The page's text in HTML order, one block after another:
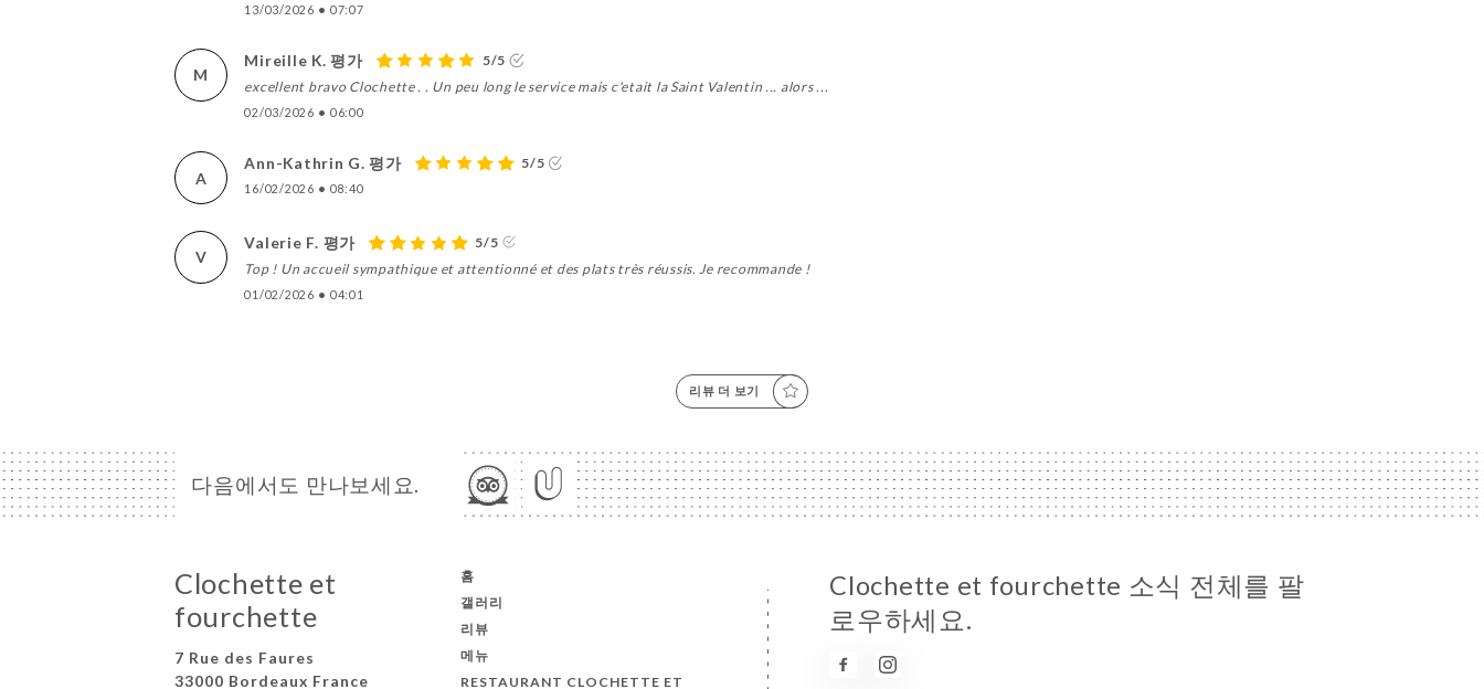
13/03/2026 • 07:07
M
Mireille K. 평가
5/5
excellent bravo Clochette . . Un peu long le service mais c'etait la Saint Valentin ... alors ...
02/03/2026 • 06:00
A
Ann-Kathrin G. 평가 5/5
16/02/2026 • 08:40
V
Valerie F. 평가
5/5
Top ! Un accueil sympathique et attentionné et des plats très réussis. Je recommande !
01/02/2026 • 04:01
리뷰 더 보기
다음에서도 만나보세요.
Clochette et
fourchette
7 Rue des Faures
33000 Bordeaux France
홈
갤러리
리뷰
메뉴
RESTAURANT CLOCHETTE ET
Clochette et fourchette 소식 전체를 팔
로우하세요.